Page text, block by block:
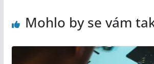
Mohlo by se vám